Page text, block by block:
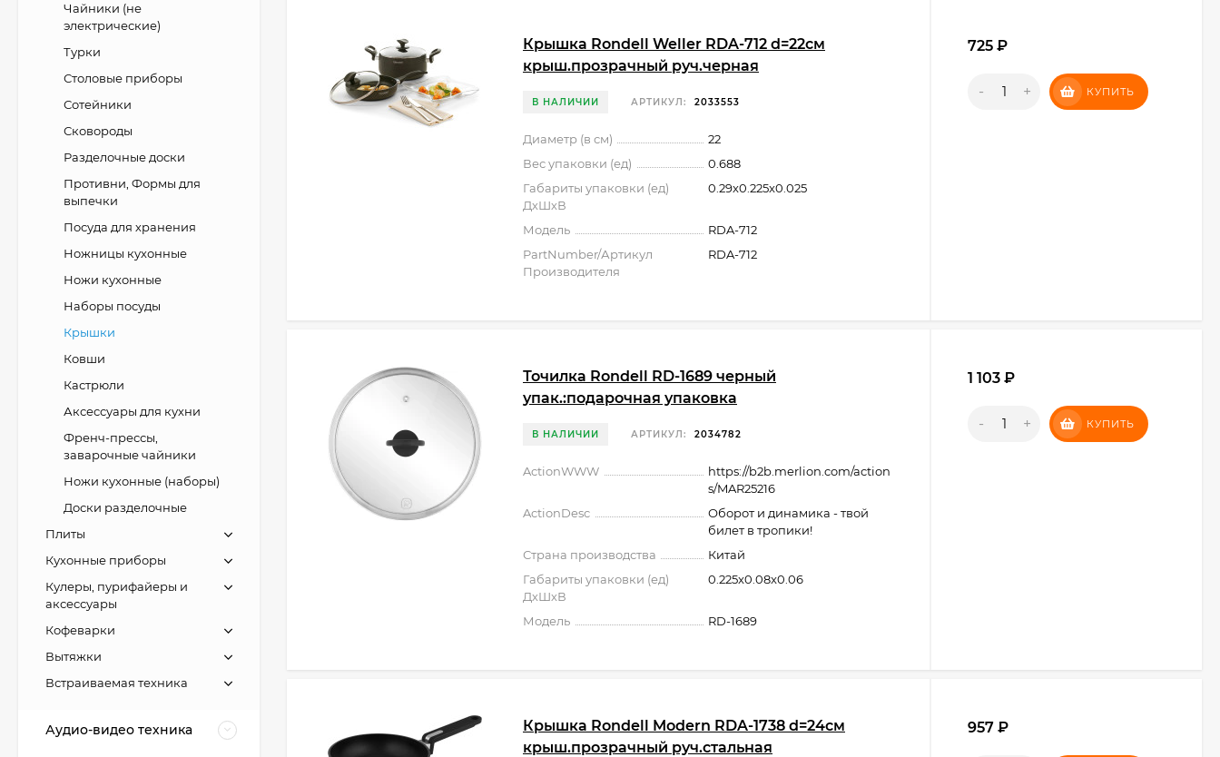
Крышка Rondell Weller RDA-712 d=22см
крыш.прозрачный руч.черная
В НАЛИЧИИ АРТИКУЛ: 2033553
Диаметр (в см)
22
Вес упаковки (ед)
0.688
Габариты упаковки (ед)
ДхШхВ
0.29x0.225x0.025
Модель
RDA-712
PartNumber/Артикул
Производителя
RDA-712
725 ₽
- + КУПИТЬ
Точилка Rondell RD-1689 черный
упак.:подарочная упаковка
В НАЛИЧИИ АРТИКУЛ: 2034782
ActionWWW
https://b2b.merlion.com/action
s/MAR25216
ActionDesc
Оборот и динамика - твой
билет в тропики!
Страна производства
Китай
Габариты упаковки (ед)
ДхШхВ
0.225x0.08x0.06
Модель RD-1689
1 103 ₽
- + КУПИТЬ
Крышка Rondell Modern RDA-1738 d=24см
крыш.прозрачный руч.стальная
957 ₽
Чайники (не
электрические)
Турки
Столовые приборы
Сотейники
Сковороды
Разделочные доски
Противни, Формы для
выпечки
Посуда для хранения
Ножницы кухонные
Ножи кухонные
Наборы посуды
Крышки
Ковши
Кастрюли
Аксессуары для кухни
Френч-прессы,
заварочные чайники
Ножи кухонные (наборы)
Доски разделочные
Плиты
Кухонные приборы
Кулеры, пурифайеры и
аксессуары
Кофеварки
Вытяжки
Встраиваемая техника
Аудио-видео техника